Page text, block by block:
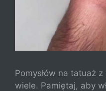
Pomysłów na tatuaż
wiele. Pamiętaj, aby